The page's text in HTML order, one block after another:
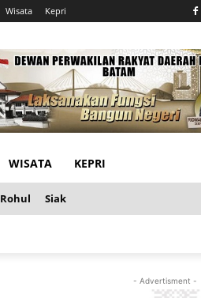
Wisata Kepri
WISATA KEPRI
Rohul Siak
- Advertisment -